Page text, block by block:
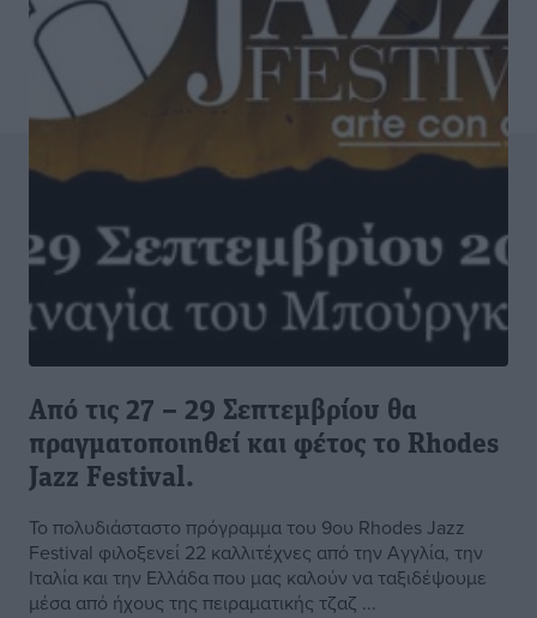
Από τις 27 – 29 Σεπτεμβρίου θα
πραγματοποιηθεί και φέτος το Rhodes
Jazz Festival.
To πολυδιάσταστο πρόγραμμα του 9ου Rhodes Jazz
Festival φιλοξενεί 22 καλλιτέχνες από την Αγγλία, την
Ιταλία και την Ελλάδα που μας καλούν να ταξιδέψουμε
μέσα από ήχους της πειραματικής τζαζ ...